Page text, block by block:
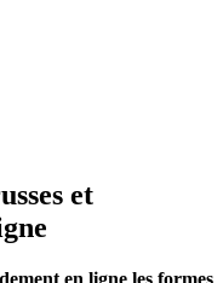
et
en ligne les formes